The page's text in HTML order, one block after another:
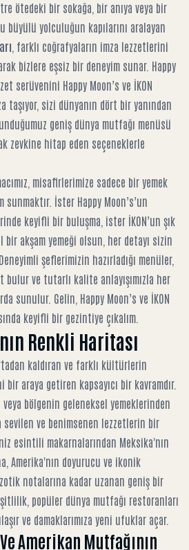
ötedeki bir sokağa, bir anıya veya bir
büyülü yolculuğun kapılarını aralayan
, farklı coğrafyaların imza lezzetlerini
bizlere eşsiz bir deneyim sunar. Happy
serüvenini Happy Moon’s ve İKON
taşıyor, sizi dünyanın dört bir yanından
geniş dünya mutfağı menüsü
zevkine hitap eden seçeneklerle
misafirlerimize sadece bir yemek
İster Happy Moon’s’un
keyifli bir buluşma, ister İKON’un şık
akşam yemeği olsun, her detayı sizin
şeflerimizin hazırladığı menüler,
bulur ve tutarlı kalite anlayışımızla her
sunulur. Gelin, Happy Moon’s ve İKON
keyifli bir gezintiye çıkalım.
Renkli Haritası
kaldıran ve farklı kültürlerin
araya getiren kapsayıcı bir kavramdır.
bölgenin geleneksel yemeklerinden
sevilen ve benimsenen lezzetlerin bir
esintili makarnalarından Meksika'nın
Amerika'nın doyurucu ve ikonik
notalarına kadar uzanan geniş bir
popüler dünya mutfağı restoranları
ve damaklarımıza yeni ufuklar açar.
Amerikan Mutfağının